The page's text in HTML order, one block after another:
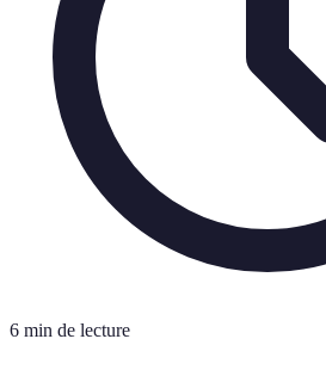
6 min de lecture